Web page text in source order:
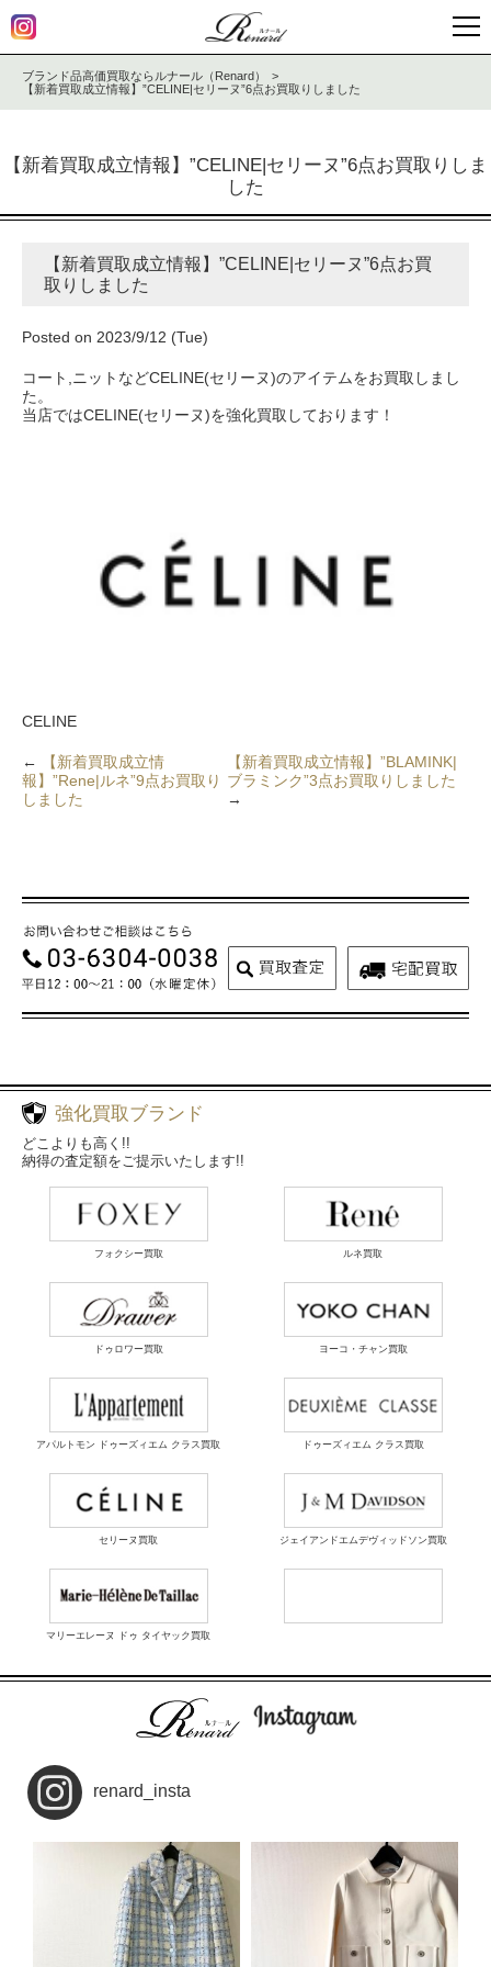
ブランド品高価買取ならルナール（Renard）
【新着買取成立情報】”CELINE|セリーヌ”6点お買取りしました
【新着買取成立情報】”CELINE|セリーヌ”6点お買取りしま
した
【新着買取成立情報】”CELINE|セリーヌ”6点お買
取りしました
Posted on 2023/9/12 (Tue)
コート,ニットなどCELINE(セリーヌ)のアイテムをお買取しまし
た。
当店ではCELINE(セリーヌ)を強化買取しております！
CELINE
←
【新着買取成立情
報】”Rene|ルネ”9点お買取り
しました
【新着買取成立情報】”BLAMINK|
ブラミンク”3点お買取りしました
→
強化買取ブランド
どこよりも高く!!
納得の査定額をご提示いたします!!
フォクシー買取 ルネ買取
ドゥロワー買取 ヨーコ・チャン買取
アパルトモン ドゥーズィエム クラス買取 ドゥーズィエム クラス買取
セリーヌ買取 ジェイアンドエムデヴィッドソン買取
マリーエレーヌ ドゥ タイヤック買取
renard_insta